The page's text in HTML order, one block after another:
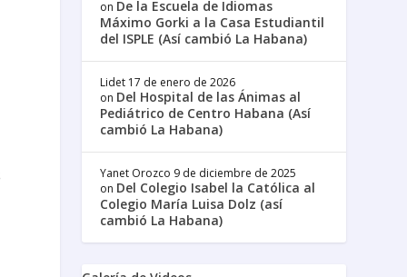
on De la Escuela de Idiomas
Máximo Gorki a la Casa Estudiantil
del ISPLE (Así cambió La Habana)
Lidet 17 de enero de 2026
on Del Hospital de las Ánimas al
Pediátrico de Centro Habana (Así
cambió La Habana)
Yanet Orozco 9 de diciembre de 2025
on Del Colegio Isabel la Católica al
Colegio María Luisa Dolz (así
cambió La Habana)